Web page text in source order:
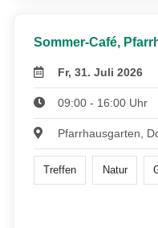
Sommer-Café,
Fr, 31. Juli 2026
09:00 - 16:00 Uhr
Pfarrhausgarten,
Treffen Natur